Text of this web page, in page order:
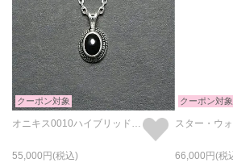
クーポン対象
オニキス0010ハイブリッドカレッジネックレス
55,000
クーポン対象
66,000